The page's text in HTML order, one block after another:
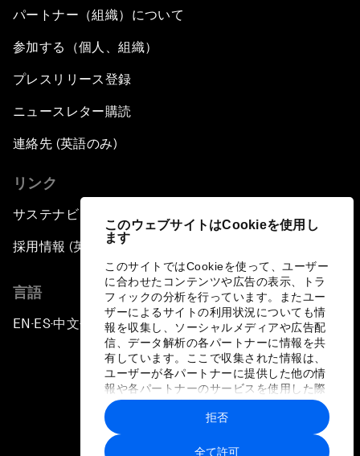
このウェブサイトはCookieを使用し
ます
このサイトではCookieを使って、ユーザー
に合わせたコンテンツや広告の表示、トラ
フィックの分析を行っています。またユー
ザーによるサイトの利用状況についても情
報を収集し、ソーシャルメディアや広告配
信、データ解析の各パートナーに情報を共
有しています。ここで収集された情報は、
ユーザーが各パートナーに提供した他の情
報や各パートナーのサービスを使用した際
に収集された情報と組み合わされ、各パー
トナーによって使用されることがありま
す。
全て許可
拒否
パートナー（組織）について
参加する（個人、組織）
プレスリリース登録
ニュースレター購読
連絡先 (英語のみ)
リンク
サステナビリティへの取り組み
採用情報 (英語のみ)
言語
EN ▪ES▪中文▪ 日本語
プライバシーポリシーと利用規約